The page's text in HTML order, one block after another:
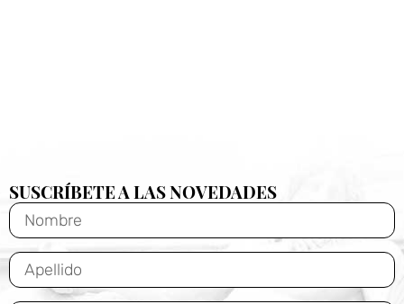
SUSCRÍBETE A LAS NOVEDADES